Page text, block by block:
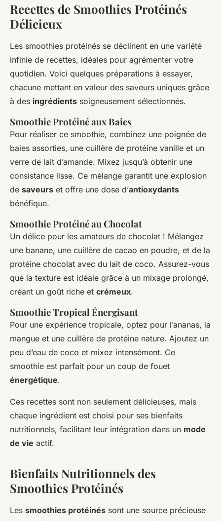
Recettes de Smoothies Protéinés
Délicieux
Les smoothies protéinés se déclinent en une variété
infinie de recettes, idéales pour agrémenter votre
quotidien. Voici quelques préparations à essayer,
chacune mettant en valeur des saveurs uniques grâce
à des ingrédients soigneusement sélectionnés.
Smoothie Protéiné aux Baies
Pour réaliser ce smoothie, combinez une poignée de
baies assorties, une cuillère de protéine vanille et un
verre de lait d’amande. Mixez jusqu’à obtenir une
consistance lisse. Ce mélange garantit une explosion
de saveurs et offre une dose d’antioxydants
bénéfique.
Smoothie Protéiné au Chocolat
Un délice pour les amateurs de chocolat ! Mélangez
une banane, une cuillère de cacao en poudre, et de la
protéine chocolat avec du lait de coco. Assurez-vous
que la texture est idéale grâce à un mixage prolongé,
créant un goût riche et crémeux.
Smoothie Tropical Énergisant
Pour une expérience tropicale, optez pour l’ananas, la
mangue et une cuillère de protéine nature. Ajoutez un
peu d’eau de coco et mixez intensément. Ce
smoothie est parfait pour un coup de fouet
énergétique.
Ces recettes sont non seulement délicieuses, mais
chaque ingrédient est choisi pour ses bienfaits
nutritionnels, facilitant leur intégration dans un mode
de vie actif.
Bienfaits Nutritionnels des
Smoothies Protéinés
Les smoothies protéinés sont une source précieuse